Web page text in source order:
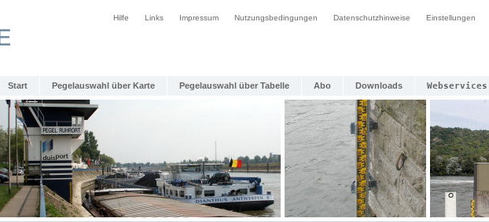
Hilfe Links Impressum Nutzungsbedingungen Datenschutzhinweise Einstellungen
Start Pegelauswahl über Karte Pegelauswahl über Tabelle Abo Downloads Webservices